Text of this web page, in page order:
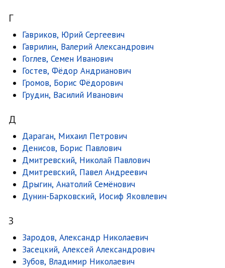
Г
Гавриков, Юрий Сергеевич
Гаврилин, Валерий Александрович
Гоглев, Семен Иванович
Гостев, Фёдор Андрианович
Громов, Борис Фёдорович
Грудин, Василий Иванович
Д
Дараган, Михаил Петрович
Денисов, Борис Павлович
Дмитревский, Николай Павлович
Дмитревский, Павел Андреевич
Дрыгин, Анатолий Семёнович
Дунин-Барковский, Иосиф Яковлевич
З
Зародов, Александр Николаевич
Засецкий, Алексей Александрович
Зубов, Владимир Николаевич